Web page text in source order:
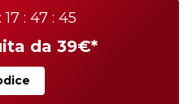
17 : 47 : 45
da 39€*